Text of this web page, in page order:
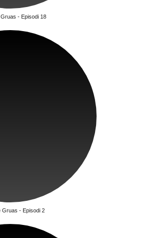
Gruas - Episodi 18
Gruas - Episodi 2